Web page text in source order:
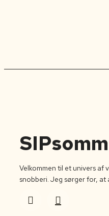
SIPsomm
Velkommen til et univers af
snobberi. Jeg sørger for, at